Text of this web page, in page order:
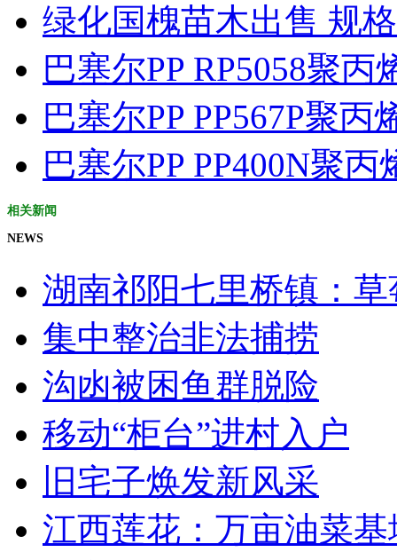
绿化国槐苗木出售 规
巴塞尔PP RP5058聚丙
巴塞尔PP PP567P聚丙
巴塞尔PP PP400N聚丙
相关新闻
NEWS
湖南祁阳七里桥镇：
集中整治非法捕捞
沟凼被困鱼群脱险
移动“柜台”进村入户
旧宅子焕发新风采
江西莲花：万亩油菜